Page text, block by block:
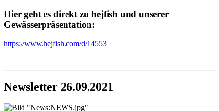
Hier geht es direkt zu hejfish und unserer
Gewässerpräsentation:
https://www.hejfish.com/d/14553
Newsletter 26.09.2021